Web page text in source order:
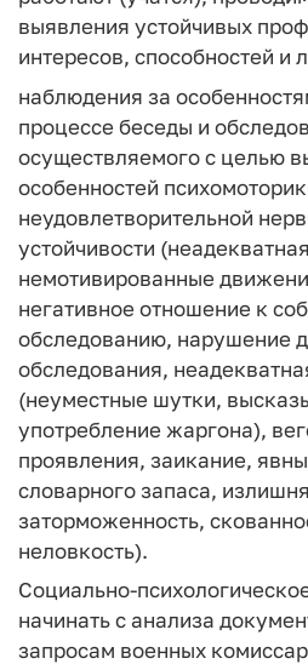
выявления устойчивых
интересов, способностей и
наблюдения за
процессе беседы и
осуществляемого с целью
особенностей
неудовлетворительной
устойчивости
немотивированные
негативное отношение к
обследованию, нарушение
обследования,
(неуместные шутки,
употребление жаргона),
проявления, заикание,
словарного запаса,
заторможенность,
неловкость).
Социально-
начинать с анализа
запросам военных